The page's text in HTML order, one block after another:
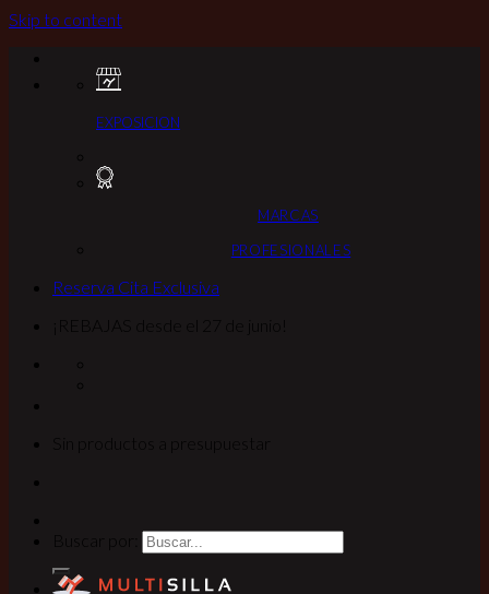
Skip to content
EXPOSICION
MARCAS
PROFESIONALES
Reserva Cita Exclusiva